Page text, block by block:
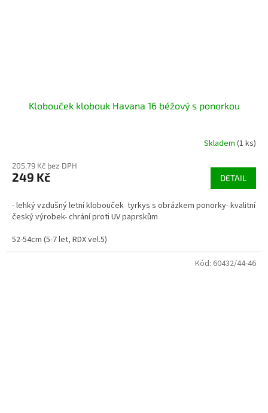
Klobouček klobouk Havana 16 béžový s ponorkou
Skladem (1 ks)
205,79 Kč bez DPH
249 Kč DETAIL
- lehký vzdušný letní klobouček tyrkys s obrázkem ponorky- kvalitní
český výrobek- chrání proti UV paprskům
52-54cm (5-7 let, RDX vel.5)
Kód: 60432/44-46